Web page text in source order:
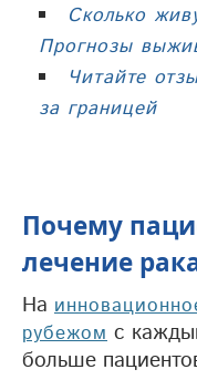
Сколько
Прогнозы
Читайте
за границей
Почему
лечение
На
рубежом с
больше